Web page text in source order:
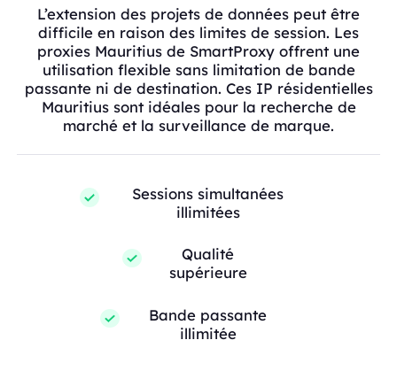
L’extension des projets de données peut être
difficile en raison des limites de session. Les
proxies Mauritius de SmartProxy offrent une
utilisation flexible sans limitation de bande
passante ni de destination. Ces IP résidentielles
Mauritius sont idéales pour la recherche de
marché et la surveillance de marque.
Sessions simultanées
illimitées
Qualité
supérieure
Bande passante
illimitée